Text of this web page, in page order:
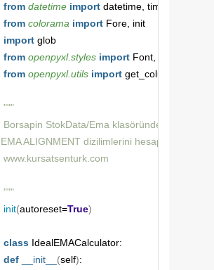
from datetime import datetime, timedelta
from colorama import Fore, init
import glob
from openpyxl.styles import Font, PatternFill,
from openpyxl.utils import get_column_letter
"""
Borsapin StokData/Ema klasöründeki hisse
EMA ALIGNMENT dizilimlerini hesaplar.
www.kursatsenturk.com
"""
init(autoreset=True)
class IdealEMACalculator:
def
__init__ (self):